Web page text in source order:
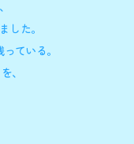
した。
ている。
、